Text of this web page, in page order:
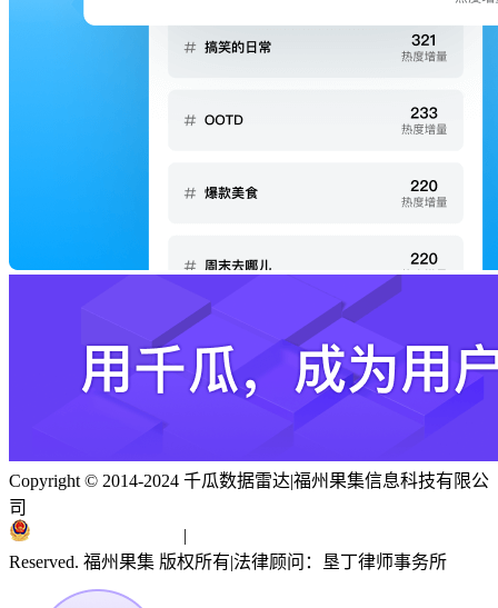
Copyright © 2014-2024 千瓜数据雷达|福州果集信息科技有限公
司
|
Reserved. 福州果集 版权所有|法律顾问：垦丁律师事务所